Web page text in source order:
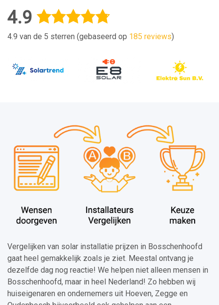
4.9
4.9 van de 5 sterren (gebaseerd op 185 reviews)
Vergelijken van solar installatie prijzen in Bosschenhoofd
gaat heel gemakkelijk zoals je ziet. Meestal ontvang je
dezelfde dag nog reactie! We helpen niet alleen mensen in
Bosschenhoofd, maar in heel Nederland! Zo hebben wij
huiseigenaren en ondernemers uit Hoeven, Zegge en